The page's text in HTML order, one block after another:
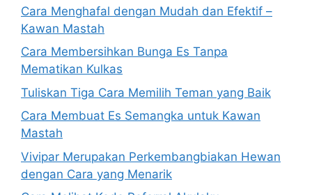
Cara Menghafal dengan Mudah dan Efektif –
Kawan Mastah
Cara Membersihkan Bunga Es Tanpa
Mematikan Kulkas
Tuliskan Tiga Cara Memilih Teman yang Baik
Cara Membuat Es Semangka untuk Kawan
Mastah
Vivipar Merupakan Perkembangbiakan Hewan
dengan Cara yang Menarik